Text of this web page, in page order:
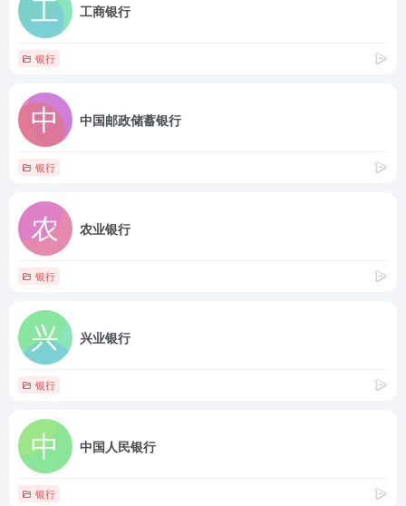
工商银行
银行
中国邮政储蓄银行
银行
农业银行
银行
兴业银行
银行
中国人民银行
银行